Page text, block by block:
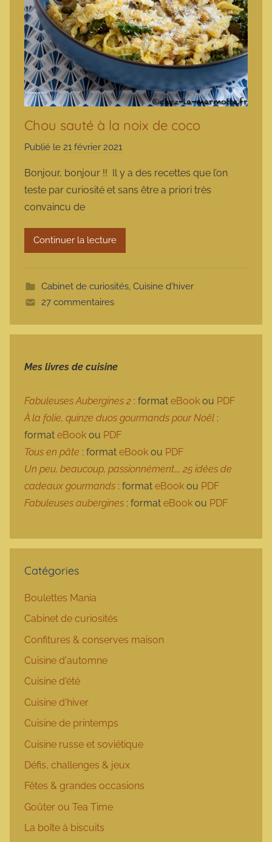
Chou sauté à la noix de coco
Publié le 21 février 2021
r
m
r
t
Bonjour, bonjour !! Il y a des recettes que l’on
teste par curiosité et sans être a priori très
convaincu de
Continuer la lecture
Cabinet de curiosités, Cuisine d'hiver
27 commentaires
Mes livres de cuisine
Fabuleuses Aubergines 2 : format eBook ou PDF
À la folie, quinze duos gourmands pour Noël :
format eBook ou PDF
Tous en pâte : format eBook ou PDF
Un peu, beaucoup, passionnément…, 25 idées de
cadeaux gourmands : format eBook ou PDF
Fabuleuses aubergines : format eBook ou PDF
Catégories
Boulettes Mania
Cabinet de curiosités
Confitures & conserves maison
Cuisine d'automne
Cuisine d'été
Cuisine d'hiver
Cuisine de printemps
Cuisine russe et soviétique
Défis, challenges & jeux
Fêtes & grandes occasions
Goûter ou Tea Time
La boîte à biscuits